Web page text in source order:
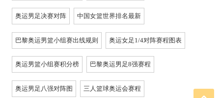
奥运男足决赛对阵 中国女篮世界排名最新
巴黎奥运男篮小组赛出线规则 奥运女足1/4对阵赛程图表
奥运男篮小组赛积分榜 巴黎奥运男足8强赛程
奥运男足八强对阵图 三人篮球奥运会赛程